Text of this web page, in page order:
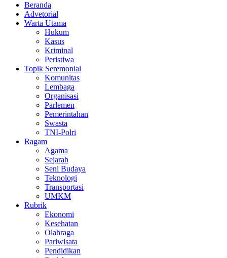
Beranda
Advetorial
Warta Utama
Hukum
Kasus
Kriminal
Peristiwa
Topik Seremonial
Komunitas
Lembaga
Organisasi
Parlemen
Pemerintahan
Swasta
TNI-Polri
Ragam
Agama
Sejarah
Seni Budaya
Teknologi
Transportasi
UMKM
Rubrik
Ekonomi
Kesehatan
Olahraga
Pariwisata
Pendidikan